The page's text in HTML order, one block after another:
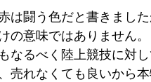
は闘う色だと書きまし
の意味ではありません
なるべく陸上競技に対
売れなくても良いから